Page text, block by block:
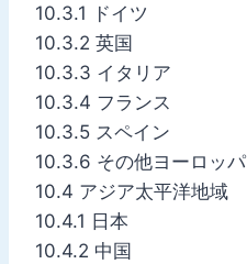
10.3.1 ドイツ
10.3.2 英国
10.3.3 イタリア
10.3.4 フランス
10.3.5 スペイン
10.3.6 その他ヨーロッパ
10.4 アジア太平洋地域
10.4.1 日本
10.4.2 中国